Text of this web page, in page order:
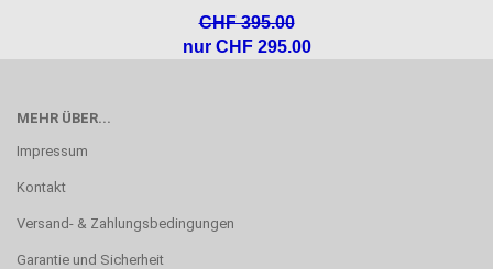
CHF 395.00
nur CHF 295.00
MEHR ÜBER...
Impressum
Kontakt
Versand- & Zahlungsbedingungen
Garantie und Sicherheit